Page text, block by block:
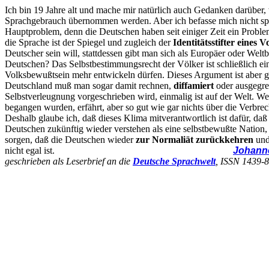
Ich bin 19 Jahre alt und mache mir natürlich auch Gedanken
Sprachgebrauch übernommen werden. Aber ich befasse mich nicht
Hauptproblem, denn die Deutschen haben seit einiger Zeit ein
die Sprache ist der Spiegel und zugleich derIdentitätsstifter eines
Deutscher sein will, stattdessen gibt man sich als Europäer oder
Deutschen? Das Selbstbestimmungsrecht der Völker ist schließlich
Volksbewußtsein mehr entwickeln dürfen. Dieses Argument ist
Deutschland muß man sogar damit rechnen, diffamiert oder
Selbstverleugnung vorgeschrieben wird, einmalig ist auf der Welt.
begangen wurden, erfährt, aber so gut wie gar nichts über die
Deshalb glaube ich, daß dieses Klima mitverantwortlich ist dafür,
Deutschen zukünftig wieder verstehen als eine selbstbewußte
sorgen, daß die Deutschen wiederzur Normaliät zurückkehren
nicht egal ist.
geschrieben als Leserbrief an die Deutsche Sprachwelt, ISSN 1439-